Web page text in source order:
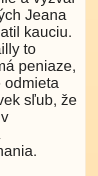
Jeana
kauciu.
to
peniaze,
odmieta
sľub, že